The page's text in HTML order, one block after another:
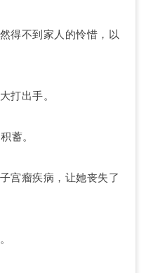
得不到家人的怜惜，以
打出手。
蓄。
宫瘤疾病，让她丧失了